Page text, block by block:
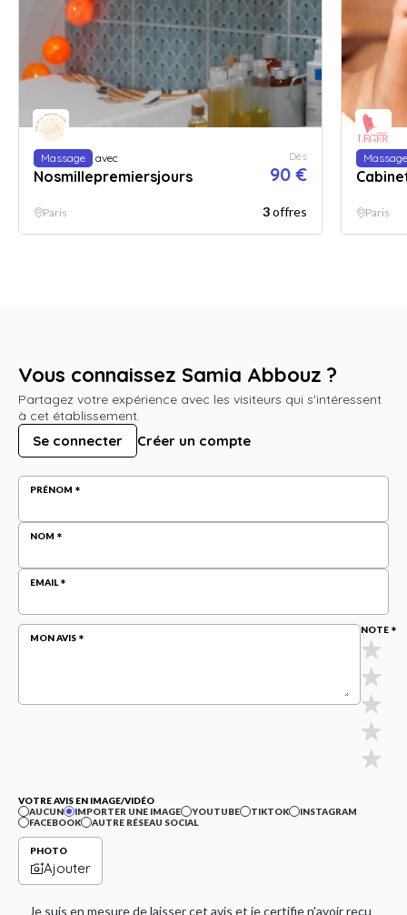
Massage avec
Nosmillepremiersjours
Dès
90 €
Paris 3offres
Massage
Paris
Vous connaissez Samia Abbouz ?
Partagez votre expérience avec les visiteurs qui s'intéressent
à cet établissement.
Se connecter Créer un compte
PRÉNOM
NOM
EMAIL
MON AVIS
NOTE
VOTRE AVIS EN IMAGE/VIDÉO
AUCUN
IMPORTER UNE IMAGE YOUTUBE TIKTOK
INSTAGRAM
FACEBOOK
AUTRE RÉSEAU SOCIAL
PHOTO
Ajouter
Je suis en mesure de laisser cet avis et je certifie n'avoir reçu